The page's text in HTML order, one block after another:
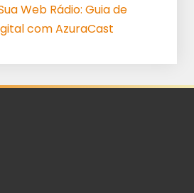
Web Rádio: Guia de
com AzuraCast